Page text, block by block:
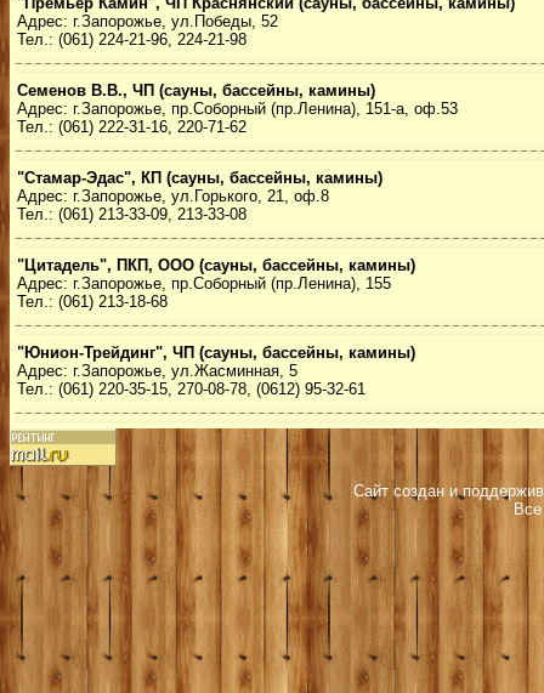
Адрес: г.Запорожье, ул.Победы, 52
Тел.: (061) 224-21-96, 224-21-98
Семенов В.В., ЧП (сауны, бассейны, камины)
Адрес: г.Запорожье, пр.Соборный (пр.Ленина), 151-а, оф.53
Тел.: (061) 222-31-16, 220-71-62
"Стамар-Эдас", КП (сауны, бассейны, камины)
Адрес: г.Запорожье, ул.Горького, 21, оф.8
Тел.: (061) 213-33-09, 213-33-08
"Цитадель", ПКП, ООО (сауны, бассейны, камины)
Адрес: г.Запорожье, пр.Соборный (пр.Ленина), 155
Тел.: (061) 213-18-68
"Юнион-Трейдинг", ЧП (сауны, бассейны, камины)
Адрес: г.Запорожье, ул.Жасминная, 5
Тел.: (061) 220-35-15, 270-08-78, (0612) 95-32-61
Сайт создан и